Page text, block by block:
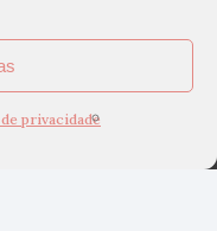
privacidade